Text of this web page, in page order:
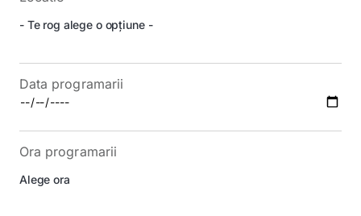
Data programarii
Ora programarii